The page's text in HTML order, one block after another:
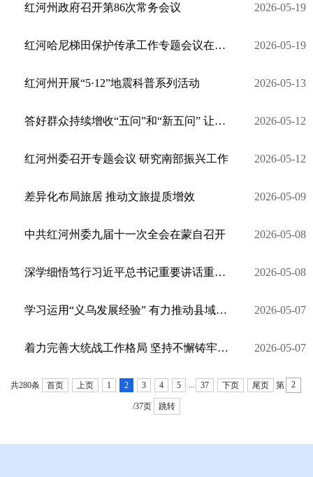
红河州政府召开第86次常务会议 2026-05-19
红河哈尼梯田保护传承工作专题会议在元阳县召开 2026-05-19
红河州开展“5·12”地震科普系列活动 2026-05-13
答好群众持续增收“五问”和“新五问” 让红河州群众的腰包更鼓底气更足生活更好 2026-05-12
红河州委召开专题会议 研究南部振兴工作 2026-05-12
差异化布局旅居 推动文旅提质增效 2026-05-09
中共红河州委九届十一次全会在蒙自召开 2026-05-08
深学细悟笃行习近平总书记重要讲话重要指示精神 统筹抓实稳增长惠民生保安全各项工作 2026-05-08
学习运用“义乌发展经验” 有力推动县域经济发展 2026-05-07
着力完善大统战工作格局 坚持不懈铸牢中华民族共同体意识 2026-05-07
共280条 首页 上页 1 2 3 4 5 37 下页 尾页 第
/37页 跳转